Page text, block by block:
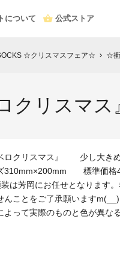
について 公式ストア
☆クリスマスフェア☆ chevron_right ☆衝
リスマス
ロクリスマス』 少し大
310mm×200mm 標準価格
岡にお任せとなります。
んことをご了承願います
よって実際のものと色が異な